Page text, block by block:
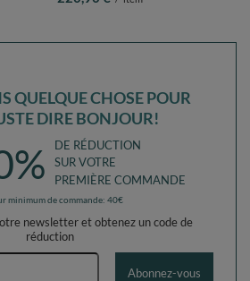
QUELQUE CHOSE POUR
DIRE BONJOUR!
DE RÉDUCTION
SUR VOTRE
PREMIÈRE COMMANDE
minimum de commande: 40€
newsletter et obtenez un code de
réduction
Adresse e-mail
Abonnez-vous